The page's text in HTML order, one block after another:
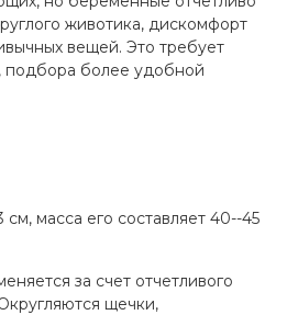
животика, дискомфорт
вещей. Это требует
подбора более удобной
масса его составляет 40--45
за счет отчетливого
щечки,